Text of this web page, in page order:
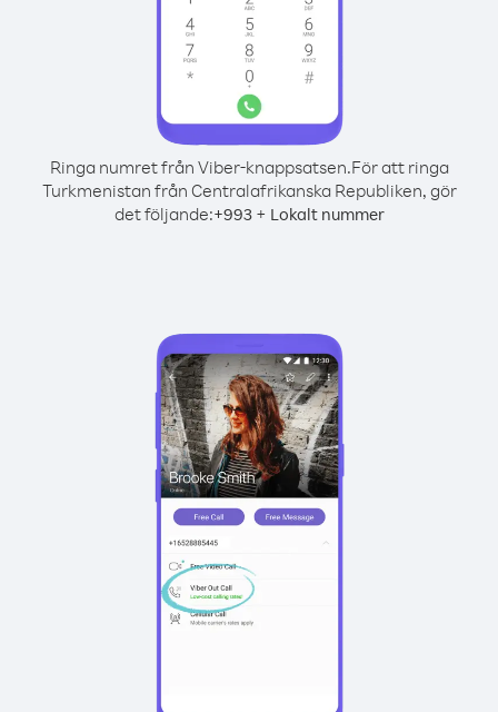
Ringa numret från Viber-knappsatsen.För att ringa
Turkmenistan från Centralafrikanska Republiken, gör
det följande:+993+ Lokalt nummer